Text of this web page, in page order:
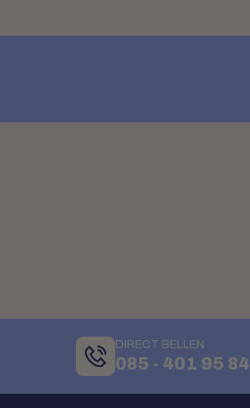
DIRECT BELLEN
085 - 401 95 84